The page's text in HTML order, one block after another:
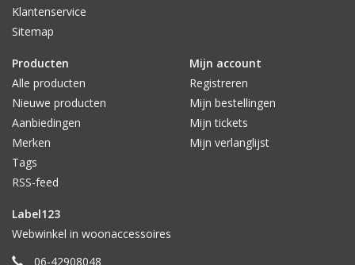
Klantenservice
Sitemap
Producten
Alle producten
Nieuwe producten
Aanbiedingen
Merken
Tags
RSS-feed
Mijn account
Registreren
Mijn bestellingen
Mijn tickets
Mijn verlanglijst
Label123
Webwinkel in woonaccessoires
06-42908048